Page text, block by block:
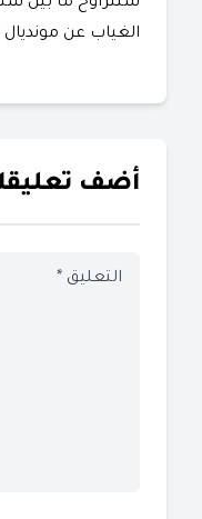
الغياب عن مونديال
أضف